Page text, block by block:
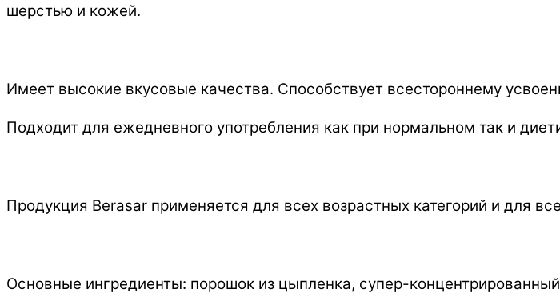
шерстью и кожей.
Имеет высокие вкусовые качества. Способствует всестороннему
Подходит для ежедневного употребления как при нормальном так и
Продукция Berasar применяется для всех возрастных категорий и для
Основные ингредиенты: порошок из цыпленка, супер-